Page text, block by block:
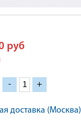
руб
- +
доставка (Москва)